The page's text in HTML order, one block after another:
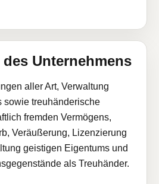
Unternehmens
aller Art, Verwaltung
sowie treuhänderische
fremden Vermögens,
Veräußerung, Lizenzierung
geistigen Eigentums und
als Treuhänder.